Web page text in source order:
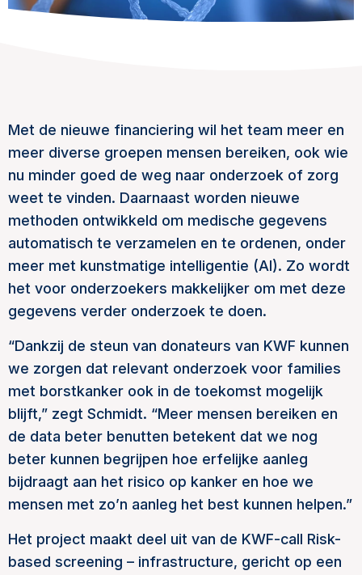
Met de nieuwe financiering wil het team meer en
meer diverse groepen mensen bereiken, ook wie
nu minder goed de weg naar onderzoek of zorg
weet te vinden. Daarnaast worden nieuwe
methoden ontwikkeld om medische gegevens
automatisch te verzamelen en te ordenen, onder
meer met kunstmatige intelligentie (AI). Zo wordt
het voor onderzoekers makkelijker om met deze
gegevens verder onderzoek te doen.
“Dankzij de steun van donateurs van KWF kunnen
we zorgen dat relevant onderzoek voor families
met borstkanker ook in de toekomst mogelijk
blijft,” zegt Schmidt. “Meer mensen bereiken en
de data beter benutten betekent dat we nog
beter kunnen begrijpen hoe erfelijke aanleg
bijdraagt aan het risico op kanker en hoe we
mensen met zo’n aanleg het best kunnen helpen.”
Het project maakt deel uit van de KWF-call Risk-
based screening – infrastructure, gericht op een